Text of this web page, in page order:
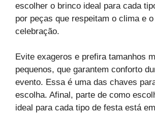
escolher o brinco ideal para cada
por peças que respeitam o clima e
celebração.
Evite exageros e prefira tamanhos
pequenos, que garantem conforto
evento. Essa é uma das chaves
escolha. Afinal, parte de como
ideal para cada tipo de festa está